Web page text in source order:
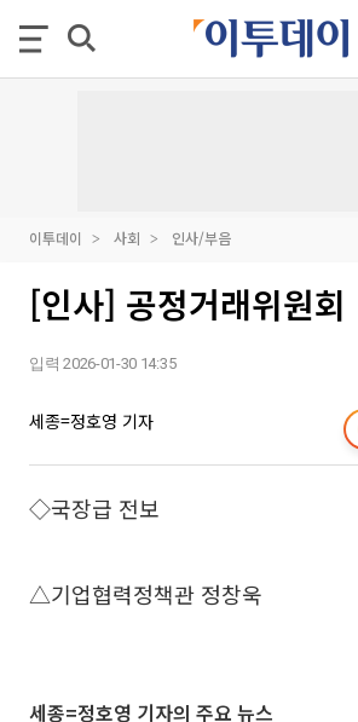
이투데이 사회 인사/부음
[인사] 공정거래위원회
입력 2026-01-30 14:35
세종=정호영 기자
◇국장급 전보
△기업협력정책관 정창욱
세종=정호영 기자의 주요 뉴스